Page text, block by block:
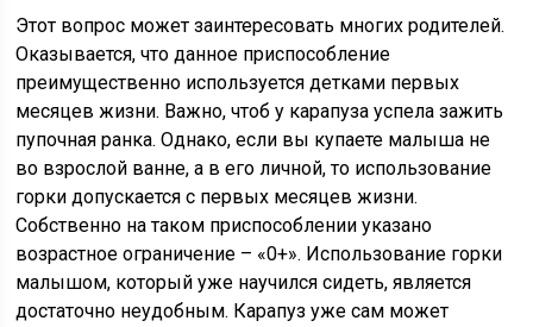
Этот вопрос может заинтересовать многих родителей.
Оказывается, что данное приспособление
преимущественно используется детками первых
месяцев жизни. Важно, чтоб у карапуза успела зажить
пупочная ранка. Однако, если вы купаете малыша не
во взрослой ванне, а в его личной, то использование
горки допускается с первых месяцев жизни.
Собственно на таком приспособлении указано
возрастное ограничение – «0+». Использование горки
малышом, который уже научился сидеть, является
достаточно неудобным. Карапуз уже сам может